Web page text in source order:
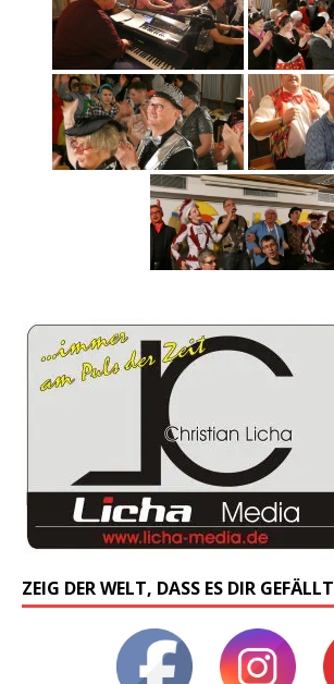
ZEIG DER WELT, DASS ES DIR GEFÄLLT